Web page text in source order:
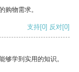
购物需求。
支持[0] 反对[0]
够学到实用的知识。